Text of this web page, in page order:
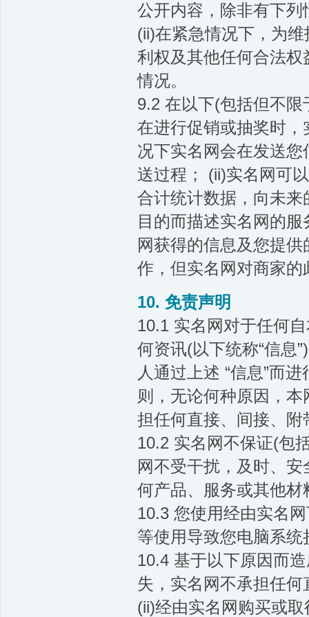
公开内容，除非有下
(ii)在紧急情况下，为
利权及其他任何合法
情况。
9.2 在以下(包括但不
在进行促销或抽奖时
况下实名网会在发送
送过程； (ii)实名网可
合计统计数据，向未
目的而描述实名网的
网获得的信息及您提
作，但实名网对商家
10. 免责声明
10.1 实名网对于任何
何资讯(以下统称“信息
人通过上述 “信息”而
则，无论何种原因，
担任何直接、间接、
10.2 实名网不保证(包
网不受干扰，及时、
何产品、服务或其他
10.3 您使用经由实名
等使用导致您电脑系
10.4 基于以下原因而
失，实名网不承担任
(ii)经由实名网购买或